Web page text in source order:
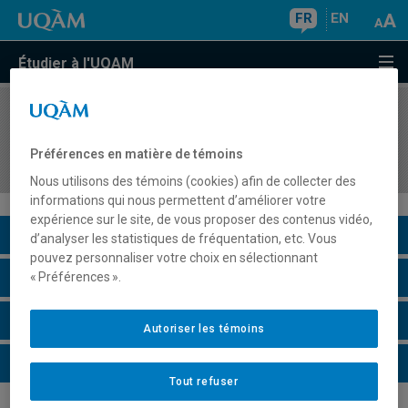
FR EN
Étudier à l'UQAM
COURS//
et des maladies professionnelles
Description du cours
Horaire - Été 2026
Horaire - Automne 2026
Horaire - Hiver 2027
Préférences en matière de témoins
Nous utilisons des témoins (cookies) afin de collecter des
informations qui nous permettent d’améliorer votre
expérience sur le site, de vous proposer des contenus vidéo,
d’analyser les statistiques de fréquentation, etc. Vous
pouvez personnaliser votre choix en sélectionnant
« Préférences ».
Tout refuser
Autoriser les témoins